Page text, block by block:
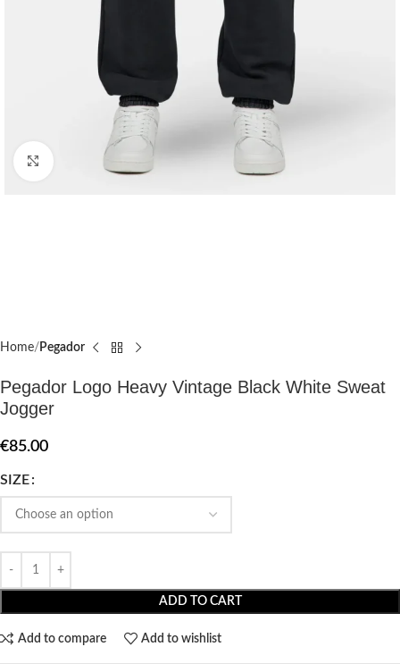
Home Pegador​
Pegador Logo Heavy Vintage Black White Sweat
Jogger
€85.00
SIZE
ADD TO CART
Add to compare Add to wishlist